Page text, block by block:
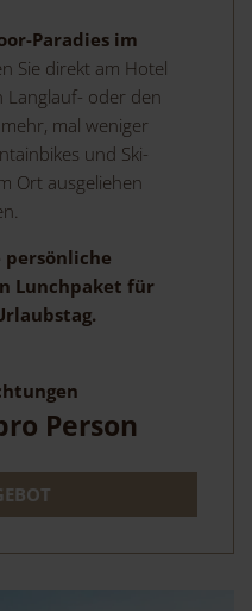
Paradies im
Sie direkt am Hotel
Langlauf- oder den
mal weniger
und Ski-
Ort ausgeliehen
persönliche
Lunchpaket für
Person